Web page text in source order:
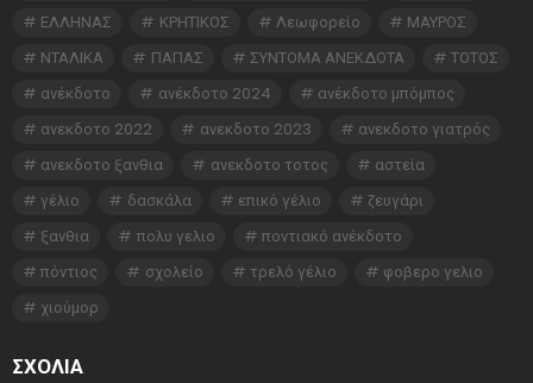
ΕΛΛΗΝΑΣ
ΚΡΗΤΙΚΟΣ Λεωφορείο
ΜΑΥΡΟΣ
ΝΤΑΛΙΚΑ
ΠΑΠΑΣ ΣΥΝΤΟΜΑ ΑΝΕΚΔΟΤΑ
ΤΟΤΟΣ
ανέκδοτο
ανέκδοτο 2024
ανέκδοτο μπόμπος
ανεκδοτο 2022
ανεκδοτο 2023
ανεκδοτο γιατρός
ανεκδοτο ξανθια
ανεκδοτο τοτος
αστεία
γέλιο
δασκάλα επικό γέλιο
ζευγάρι
ξανθια
πολυ γελιο
ποντιακό ανέκδοτο
πόντιος
σχολείο τρελό γέλιο
φοβερο γελιο
χιούμορ
ΣΧΌΛΙΑ